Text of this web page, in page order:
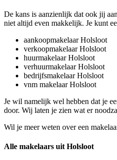
De kans is aanzienlijk dat ook jij
niet altijd even makkelijk. Je kunt
aankoopmakelaar Holsloot
verkoopmakelaar Holsloot
huurmakelaar Holsloot
verhuurmakelaar Holsloot
bedrijfsmakelaar Holsloot
vnm makelaar Holsloot
Je wil namelijk wel hebben dat je
door. Wij laten je zien wat er
Wil je meer weten over een
Alle makelaars uit Holsloot